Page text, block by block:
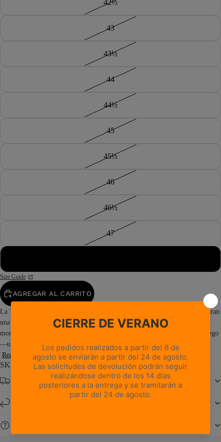
42½
43
43½
44
44½
45
45½
46
46½
47
Size Guide
AGREGAR AL CARRITO
La Tofane GTX es un referente en calzado de senderismo para quienes valoran
una fabricación sin concesiones y un rendimiento duradero en entornos
montañosos exigentes. Su esencia radica en la construcción con ribete noruego
—uno de los métodos más duraderos y probados que existen—, que...
Read more
SKU: 1025PM0G-M8
Envío gratuito a partir de 150 €